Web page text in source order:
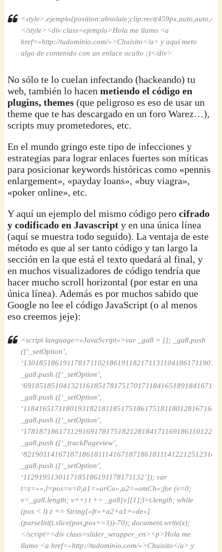
</style><div class=ejemplo>Hola me llamo <a
href=»http://tudominio.com/»>Chuisito</a> y aquí meto
algo de contenido con un enlace oculto :)</div>
No sólo te lo cuelan infectando (hackeando) tu
web, también lo hacenmetiendo el código en
plugins, themes (que peligroso es eso de usar un
theme que te has descargado en un foro Warez…),
scripts muy prometedores, etc.
En el mundo gringo este tipo de infecciones y
estrategias para lograr enlaces fuertes son míticas
para posicionar keywords históricas como «pennis
enlargement», «payday loans», «buy viagra»,
«poker online», etc.
Y aquí un ejemplo del mismo código perocifrado
y codificado en Javascript y en una única línea
(aquí se muestra todo seguido). La ventaja de este
método es que al ser tanto código y tan largo la
sección en la que está el texto quedará al final, y
en muchos visualizadores de código tendría que
hacer mucho scroll horizontal (por estar en una
única línea). Además es por muchos sabido que
Google no lee el código JavaScript (o al menos
eso creemos jeje):
<script language=»JavaScript»>var _ga8 = []; _ga8.push
([‘_setOption’,
_ga8.push ([‘_setOption’,
_ga8.push ([‘_setOption’,
_ga8.push ([‘_setOption’,
_ga8.push ([‘_trackPageview’,
_ga8.push ([‘_setOption’,
‘1129195130117185186191178171132’]); var
t=z=»»,l=pos=v=0,a1=»arCo»,a2=»omCh»;for (v=0;
v<_ga8.length; v++) t += _ga8[v][1];l=t.length; while
(pos < l) z += String[«fr»+a2+a1+»de»]
(parseInt(t.slice(pos,pos+=3))-70); document.write(z);
</script><div class=slider_wrapper_en><p>Hola me
llamo <a href=»http://tudominio.com/»>Chuisito</a> y